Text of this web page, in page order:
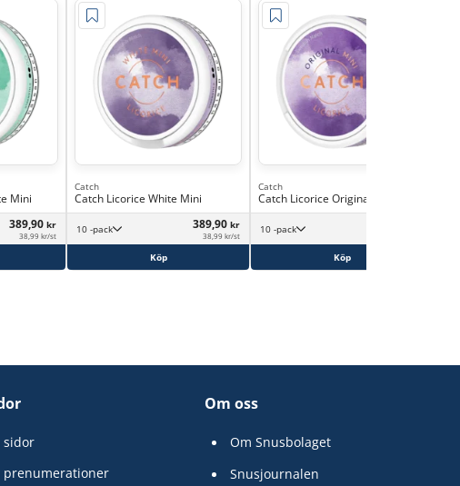
Mini
389,90 kr
38,99 kr/st
Catch
Catch Licorice White Mini
10 -pack 389,90 kr
38,99 kr/st
Köp
Catch
Catch Licorice Original Mini
10 -pack
Köp
sidor
prenumerationer
Om oss
Om Snusbolaget
Snusjournalen